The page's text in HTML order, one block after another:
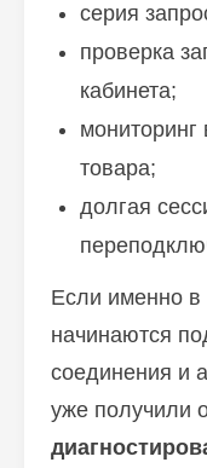
серия
проверка
кабинета;
мониторинг
товара;
долгая
Если именно в
начинаются
соединения и
уже получили